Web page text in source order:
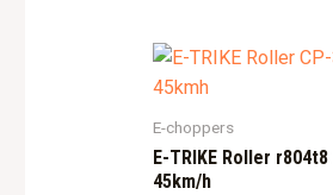
E-choppers
E-TRIKE Roller r804t8
45km/h